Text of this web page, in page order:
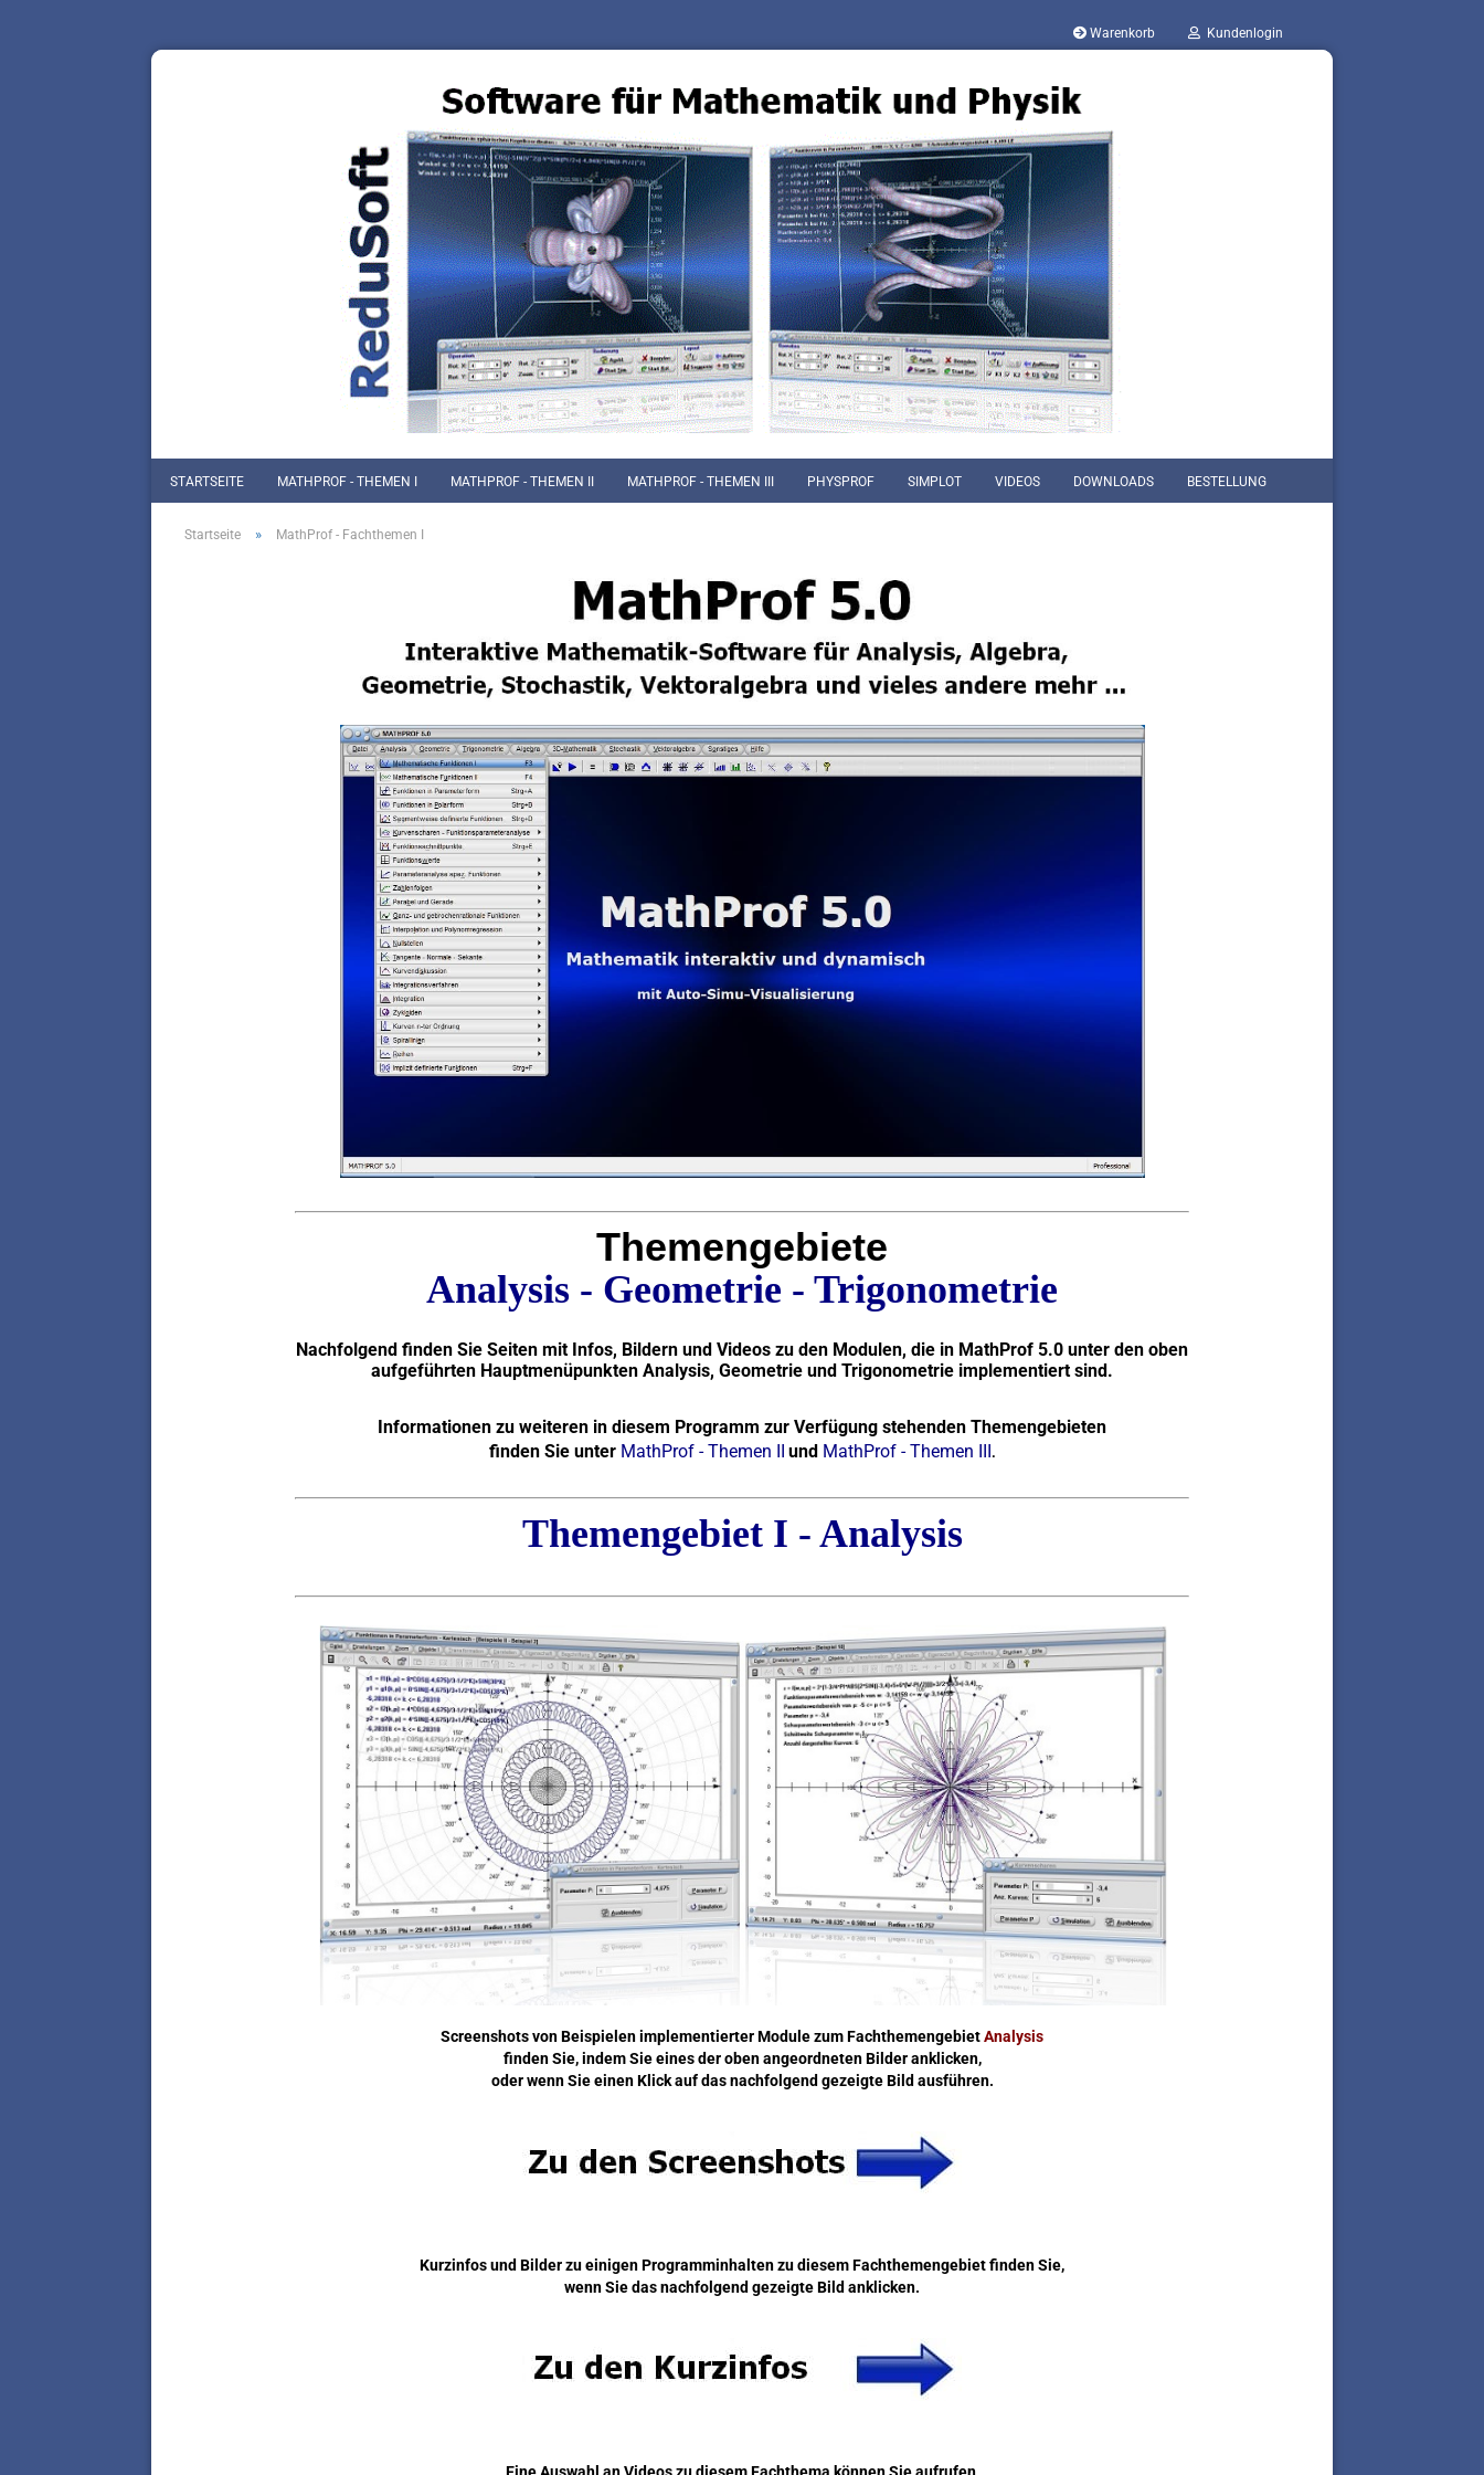
Warenkorb Kundenlogin
STARTSEITE MATHPROF - THEMEN I MATHPROF - THEMEN II MATHPROF - THEMEN III PHYSPROF SIMPLOT VIDEOS DOWNLOADS BESTELLUNG
Startseite » MathProf - Fachthemen I
Themengebiete
Analysis - Geometrie - Trigonometrie
Nachfolgend finden Sie Seiten mit Infos, Bildern und Videos zu den Modulen, die in MathProf 5.0 unter den oben
aufgeführten Hauptmenüpunkten Analysis, Geometrie und Trigonometrie implementiert sind.
Informationen zu weiteren in diesem Programm zur Verfügung stehenden Themengebieten
finden Sie unter MathProf - Themen II und MathProf - Themen III.
Themengebiet I - Analysis
Screenshotsvon Beispielenimplementierter Module zum FachthemengebietAnalysis
finden Sie, indem Sie eines der oben angeordneten Bilder anklicken,
oderwenn Sie einen Klick auf das nachfolgend gezeigte Bild ausführen.
Kurzinfos und Bilder zu einigen Programminhalten zu diesem Fachthemengebiet finden Sie,
wenn Sie das nachfolgend gezeigte Bild anklicken.